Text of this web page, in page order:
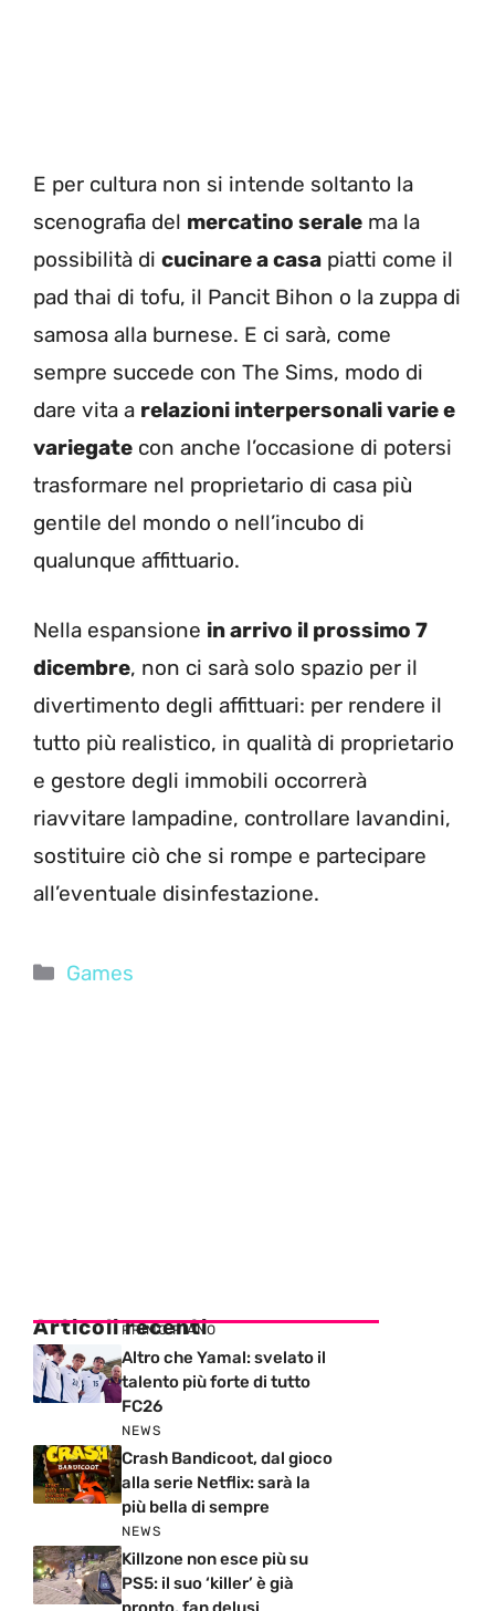
E per cultura non si intende soltanto la
scenografia del mercatino serale ma la
possibilità di cucinare a casa piatti come il
pad thai di tofu, il Pancit Bihon o la zuppa di
samosa alla burnese. E ci sarà, come
sempre succede con The Sims, modo di
dare vita a relazioni interpersonali varie e
variegate con anche l’occasione di potersi
trasformare nel proprietario di casa più
gentile del mondo o nell’incubo di
qualunque affittuario.
Nella espansione in arrivo il prossimo 7
dicembre, non ci sarà solo spazio per il
divertimento degli affittuari: per rendere il
tutto più realistico, in qualità di proprietario
e gestore degli immobili occorrerà
riavvitare lampadine, controllare lavandini,
sostituire ciò che si rompe e partecipare
all’eventuale disinfestazione.
Categorie
Games
Articoli recenti
PRIMO PIANO
Altro che Yamal: svelato il
talento più forte di tutto
FC26
NEWS
Crash Bandicoot, dal gioco
alla serie Netflix: sarà la
più bella di sempre
NEWS
Killzone non esce più su
PS5: il suo ‘killer’ è già